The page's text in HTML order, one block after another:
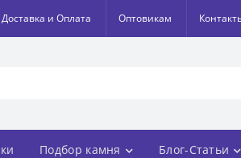
Доставка и Оплата Оптовикам
Подбор камня Блог-Статьи